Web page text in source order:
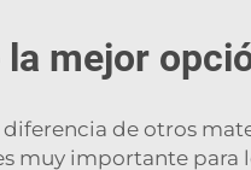
mejor
de otros
muy importante